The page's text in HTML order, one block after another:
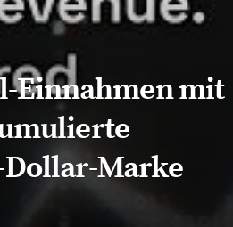
Einnahmen mit
Marke